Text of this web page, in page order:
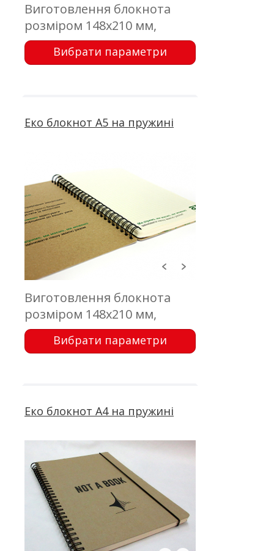
Виготовлення блокнота
розміром 148х210 мм,
обкладинка - еко картон з
друком, висікання; блок 50
Вибрати параметри
Еко блокнот А5 на пружині
Виготовлення блокнота
розміром 148х210 мм,
обкладинка - еко картон з
друком; блок 50 аркушів,
Вибрати параметри
Еко блокнот А4 на пружині